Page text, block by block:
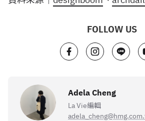
FOLLOW US
Adela Cheng
La Vie編輯